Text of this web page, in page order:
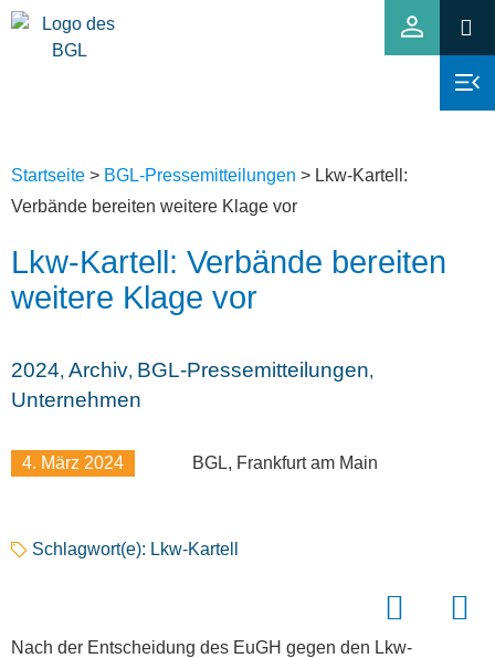
Startseite > BGL-Pressemitteilungen > Lkw-Kartell:
Verbände bereiten weitere Klage vor
Lkw-Kartell: Verbände bereiten
weitere Klage vor
2024, Archiv, BGL-Pressemitteilungen,
Unternehmen
4. März 2024 BGL, Frankfurt am Main
Schlagwort(e): Lkw-Kartell
Nach der Entscheidung des EuGH gegen den Lkw-